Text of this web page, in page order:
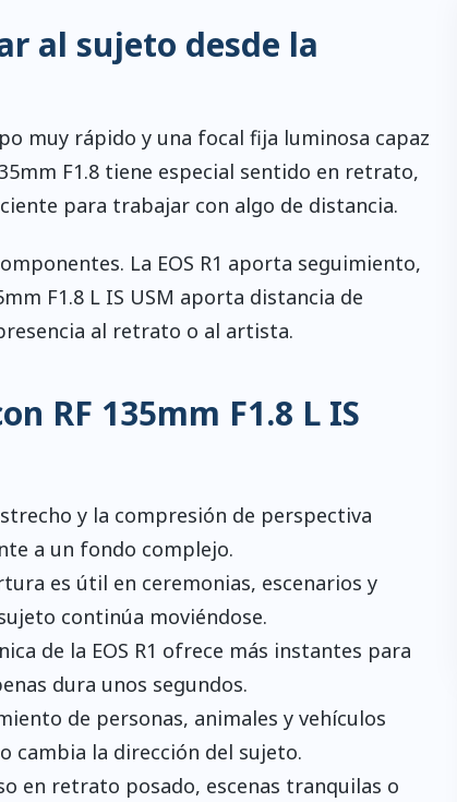
al sujeto desde la
muy rápido y una focal fija luminosa capaz
F1.8 tiene especial sentido en retrato,
para trabajar con algo de distancia.
La EOS R1 aporta seguimiento,
F1.8 L IS USM aporta distancia de
al retrato o al artista.
RF 135mm F1.8 L IS
y la compresión de perspectiva
a un fondo complejo.
es útil en ceremonias, escenarios y
continúa moviéndose.
de la EOS R1 ofrece más instantes para
dura unos segundos.
de personas, animales y vehículos
cambia la dirección del sujeto.
en retrato posado, escenas tranquilas o